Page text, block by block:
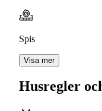
Spis
Visa mer
Husregler